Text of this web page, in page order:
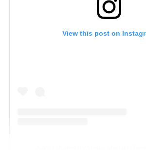
View this post on